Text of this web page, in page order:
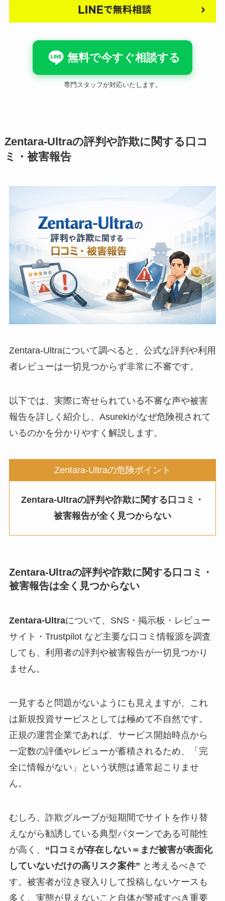
無料で今すぐ相談する
専門スタッフが対応いたします。
Zentara-Ultraの評判や詐欺に関する口コ
ミ・被害報告
Zentara-Ultraについて調べると、公式な評判や利用
者レビューは一切見つからず非常に不審です。
以下では、実際に寄せられている不審な声や被害
報告を詳しく紹介し、Asurekiがなぜ危険視されて
いるのかを分かりやすく解説します。
Zentara-Ultraの危険ポイント
Zentara-Ultraの評判や詐欺に関する口コミ・
被害報告が全く見つからない
Zentara-Ultraの評判や詐欺に関する口コミ・
被害報告は全く見つからない
Zentara-Ultraについて、SNS・掲示板・レビュー
サイト・Trustpilot など主要な口コミ情報源を調査
しても、利用者の評判や被害報告が一切見つかり
ません。
一見すると問題がないようにも見えますが、これ
は新規投資サービスとしては極めて不自然です。
正規の運営企業であれば、サービス開始時点から
一定数の評価やレビューが蓄積されるため、「完
全に情報がない」という状態は通常起こりませ
ん。
むしろ、詐欺グループが短期間でサイトを作り替
えながら勧誘している典型パターンである可能性
が高く、 “口コミが存在しない＝まだ被害が表面化
していないだけの高リスク案件” と考えるべきで
す。被害者が泣き寝入りして投稿しないケースも
多く、実態が見えないこと自体が警戒すべき重要